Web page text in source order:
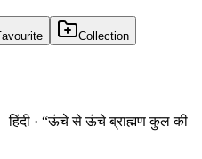
Collection
हिंदी · “ऊंचे से ऊंचे ब्राह्मण कुल की